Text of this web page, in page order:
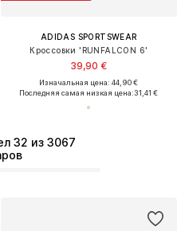
ADIDAS SPORTSWEAR
Кроссовки 'RUNFALCON 6'
39,90 €
Изначальная цена: 44,90 €
Последняя самая низкая цена:31,41 €
32 из 3067